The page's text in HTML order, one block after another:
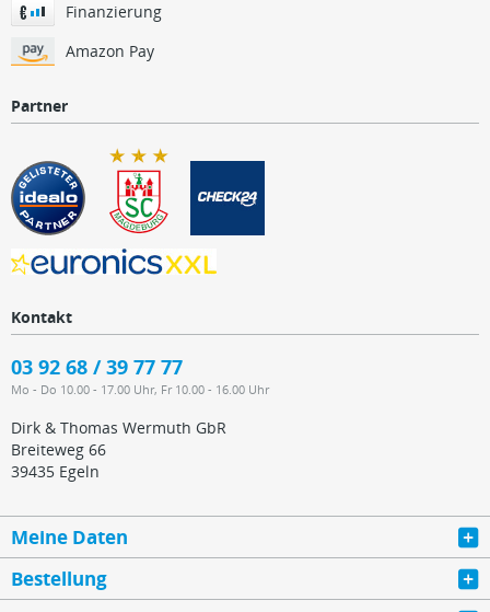
Finanzierung
Amazon Pay
Partner
Kontakt
03 92 68 / 39 77 77
Mo - Do 10.00 - 17.00 Uhr, Fr 10.00 - 16.00 Uhr
Dirk & Thomas Wermuth GbR
Breiteweg 66
39435 Egeln
Meine Daten
Bestellung